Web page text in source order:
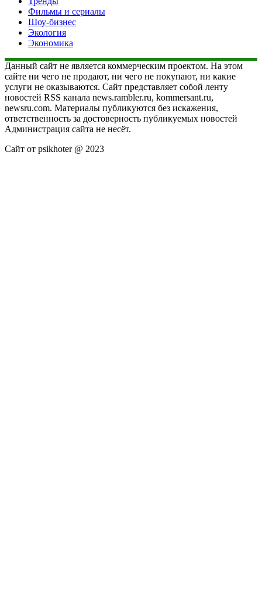
Фильмы и сериалы
Шоу-бизнес
Экология
Экономика
Данный сайт не является коммерческим проектом. На этом
сайте ни чего не продают, ни чего не покупают, ни какие
услуги не оказываются. Сайт представляет собой ленту
новостей RSS канала news.rambler.ru, kommersant.ru,
newsru.com. Материалы публикуются без искажения,
ответственность за достоверность публикуемых новостей
Администрация сайта не несёт.
Сайт от psikhoter @ 2023